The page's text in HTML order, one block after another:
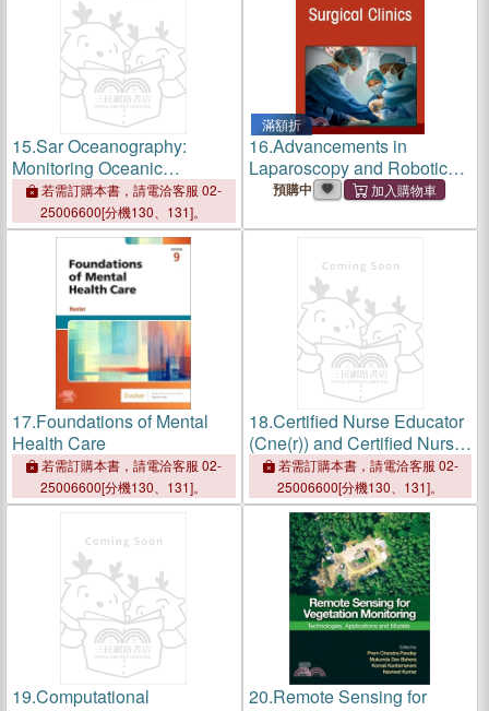
15.Sar Oceanography:
Monitoring Oceanic
Dynamics with Synthetic
Aperture Radar
若需訂購本書，請電洽客服 02-
25006600[分機130、131]。
滿額折
16.Advancements in
Laparoscopy and Robotic
Surgery, an Issue of Surgical
預購中
17.Foundations of Mental
Health Care
若需訂購本書，請電洽客服 02-
25006600[分機130、131]。
18.Certified Nurse Educator
(Cne(r)) and Certified Nurse
Educator Novice (Cne(r)N)
Exam Prep
若需訂購本書，請電洽客服 02-
25006600[分機130、131]。
19.Computational
20.Remote Sensing for